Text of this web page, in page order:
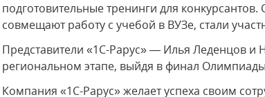
подготовительные тренинги для
совмещают работу с учебой в ВУЗе, стали
Представители «1С-Рарус» — Илья Леденцов
региональном этапе, выйдя в финал
Компания «1С-Рарус» желает успеха своим